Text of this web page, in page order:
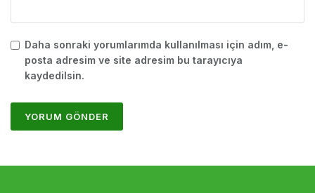
Daha sonraki yorumlarımda kullanılması için adım, e-
posta adresim ve site adresim bu tarayıcıya
kaydedilsin.